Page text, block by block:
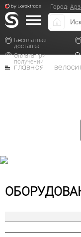
Город:
Бесплатная
доставка
Оплата при
получении
главная